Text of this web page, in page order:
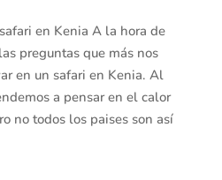
en Kenia A la hora de
preguntas que más nos
en un safari en Kenia. Al
a pensar en el calor
no todos los paises son así